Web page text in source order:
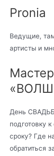
Pronia
Ведущие,
артисты и
День
подготовку
сроку? Где
обратиться